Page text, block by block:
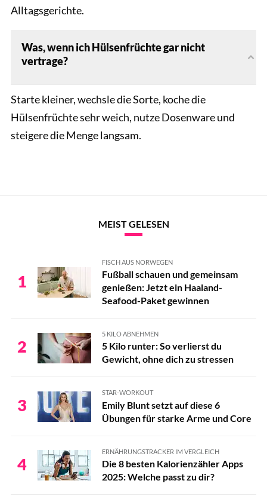
Alltagsgerichte.
Was, wenn ich Hülsenfrüchte gar nicht
vertrage?
Starte kleiner, wechsle die Sorte, koche die
Hülsenfrüchte sehr weich, nutze Dosenware und
steigere die Menge langsam.
MEIST GELESEN
1
FISCH AUS NORWEGEN
Fußball schauen und gemeinsam
genießen: Jetzt ein Haaland-
Seafood-Paket gewinnen
2
5 KILO ABNEHMEN
5 Kilo runter: So verlierst du
Gewicht, ohne dich zu stressen
3
STAR-WORKOUT
Emily Blunt setzt auf diese 6
Übungen für starke Arme und Core
4
ERNÄHRUNGSTRACKER IM VERGLEICH
Die 8 besten Kalorienzähler Apps
2025: Welche passt zu dir?